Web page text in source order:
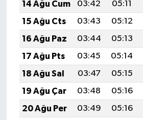
14 Ağu Cum
03:42 05:11
15 Ağu Cts
03:43 05:12
16 Ağu Paz
03:44 05:13
17 Ağu Pts
03:45 05:14
18 Ağu Sal
03:47 05:15
19 Ağu Çar
03:48 05:16
20 Ağu Per
03:49 05:16